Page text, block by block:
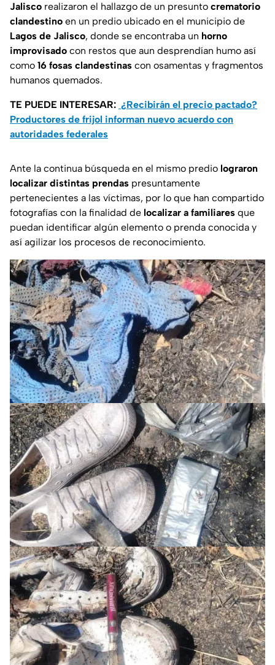
Jalisco realizaron el hallazgo de un presunto crematorio
clandestino en un predio ubicado en el municipio de
Lagos de Jalisco, donde se encontraba un horno
improvisado con restos que aun desprendían humo así
como 16 fosas clandestinas con osamentas y fragmentos
humanos quemados.
TE PUEDE INTERESAR: ¿Recibirán el precio pactado?
Productores de frijol informan nuevo acuerdo con
autoridades federales
Ante la continua búsqueda en el mismo predio lograron
localizar distintas prendas presuntamente
pertenecientes a las víctimas, por lo que han compartido
fotografías con la finalidad de localizar a familiares que
puedan identificar algún elemento o prenda conocida y
así agilizar los procesos de reconocimiento.